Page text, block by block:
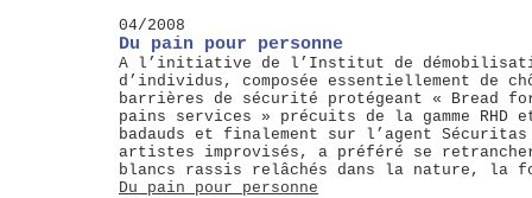
04/2008
Du pain pour personne
A l’initiative de l’Institut de
d’individus, composée essentiellement de
barrières de sécurité protégeant « Bread
pains services » précuits de la gamme
badauds et finalement sur l’agent
artistes improvisés, a préféré se
blancs rassis relâchés dans la nature, la
Du pain pour personne